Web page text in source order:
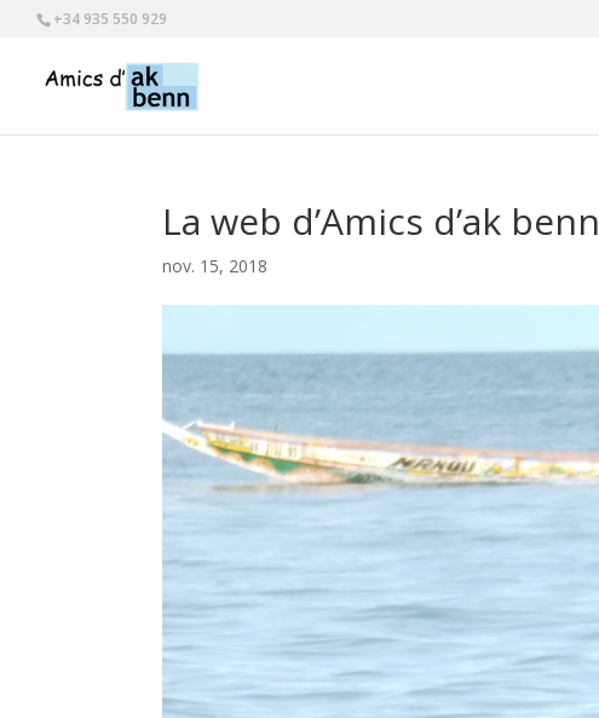
+34 935 550 929
La web d’Amics d’ak benn
nov. 15, 2018